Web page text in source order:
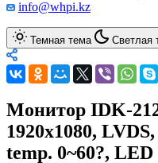
info@whpi.kz
Темная тема Светлая
Монитор IDK-
1920x1080,
temp. 0~60?,